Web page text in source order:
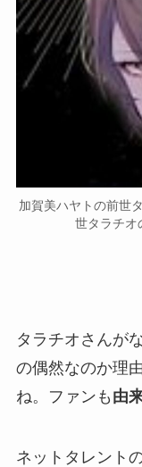
加賀美ハヤトの前世
世タラチオ
タラチオさんが
の偶然なのか理
ね。ファンも 由
ネットタレント